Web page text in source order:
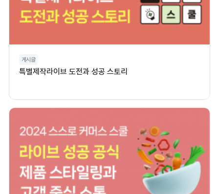
게시글
특별제작라이브 도전과 성공 스토리